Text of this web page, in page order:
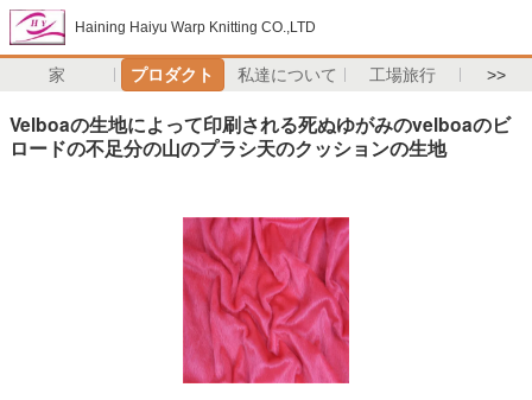
Haining Haiyu Warp Knitting CO.,LTD
家 プロダクト 私達について 工場旅行 >>
Velboaの生地によって印刷される死ぬゆがみのvelboaのビ
ロードの不足分の山のプラシ天のクッションの生地